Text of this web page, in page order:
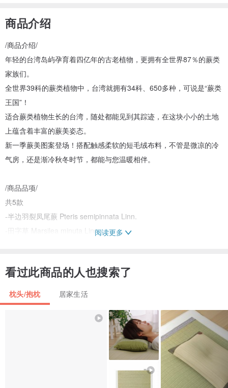
商品介绍
/商品介绍/
年轻的台湾岛屿孕育着四亿年的古老植物，更拥有全世界87％的蕨类
家族们。
全世界39科的蕨类植物中，台湾就拥有34科、650多种，可说是“蕨类
王国”！
适合蕨类植物生长的台湾，随处都能见到其踪迹，在这块小小的土地
上蕴含着丰富的蕨美姿态。
新一季蕨美图案登场！搭配触感柔软的短毛绒布料，不管是微凉的冷
气房，还是渐冷秋冬时节，都能与您温暖相伴。
/商品品项/
共5款
-半边羽裂凤尾蕨 Pteris semipinnata Linn.
-田字草 Marsilea minuta Linn.
-双扇蕨 Dipteris conjugata (Kaulf.) Reinw.
/商品用途/
可作为靠垫、午睡枕或抱枕使用。
枕套H300 x W500mm （人工测量约有1～2厘米误差）
阅读更多
看过此商品的人也搜索了
枕头/抱枕 居家生活